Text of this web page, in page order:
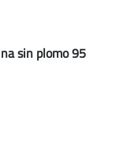
sin plomo 95